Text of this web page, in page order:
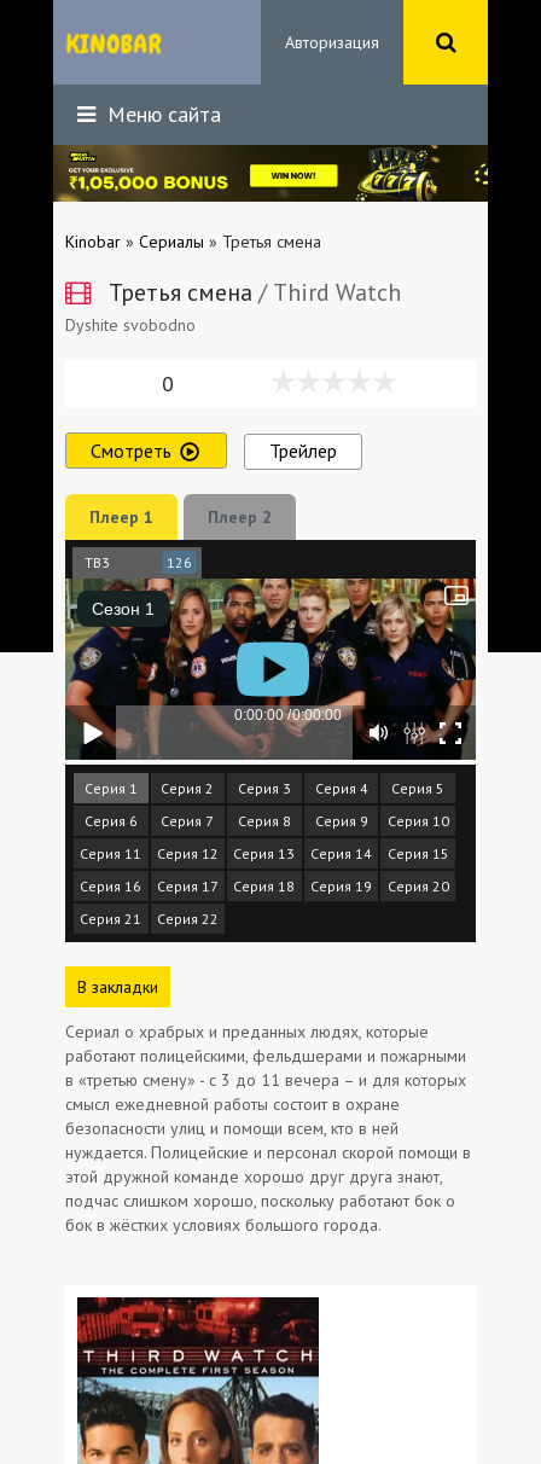
Авторизация
Меню сайта
Kinobar » Сериалы » Третья смена
Третья смена / Third Watch
Dyshite svobodno
0
Смотреть Трейлер
Плеер 1 Плеер 2
ТВ3 126
Серия 1 Серия 2 Серия 3 Серия 4
Серия 5
Серия 6
Серия 7 Серия 8 Серия 9
Серия 10
Серия 11
Серия 12 Серия 13 Серия 14
Серия 15
Серия 16
Серия 17 Серия 18 Серия 19
Серия 20
Серия 21
Серия 22
В закладки
Сериал о храбрых и преданных людях, которые
работают полицейскими, фельдшерами и пожарными
в «третью смену» - с 3 до 11 вечера – и для которых
смысл ежедневной работы состоит в охране
безопасности улиц и помощи всем, кто в ней
нуждается. Полицейские и персонал скорой помощи в
этой дружной команде хорошо друг друга знают,
подчас слишком хорошо, поскольку работают бок о
бок в жёстких условиях большого города.